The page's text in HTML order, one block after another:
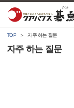
TOP 자주 하는 질문
자주 하는 질문